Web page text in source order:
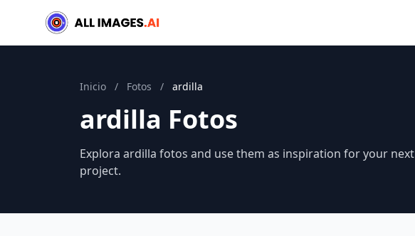
Inicio / Fotos / ardilla
ardilla Fotos
Explora ardilla fotos and use them as inspiration for your
project.